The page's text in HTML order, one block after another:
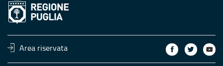
Area riservata